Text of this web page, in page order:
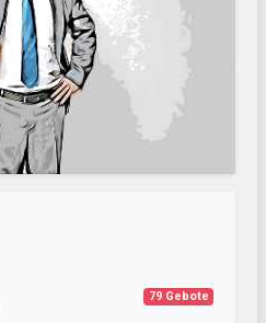
79 Gebote